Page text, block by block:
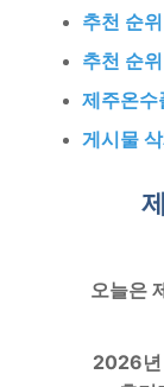
추천 순
추천 순
제주온수
게시물
오늘은
2026년